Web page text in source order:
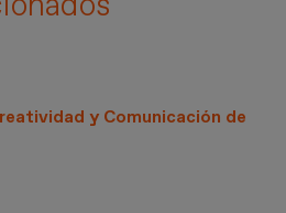
y Comunicación de